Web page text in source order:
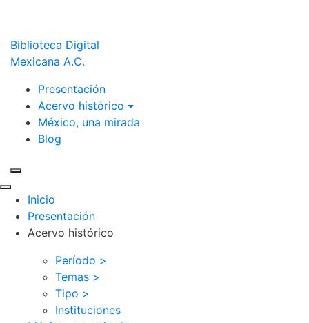
Biblioteca Digital
Mexicana A.C.
Presentación
Acervo histórico
México, una mirada
Blog
Inicio
Presentación
Acervo histórico
Período >
Temas >
Tipo >
Instituciones